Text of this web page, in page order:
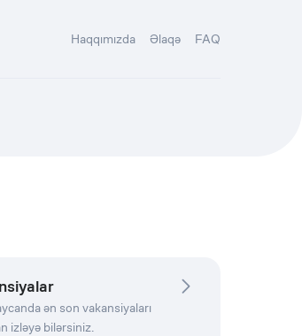
Haqqımızda Əlaqə FAQ
ən son vakansiyaları
izləyə bilərsiniz.